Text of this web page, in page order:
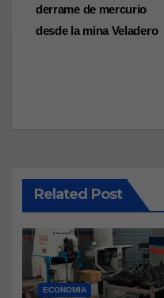
de
derrame de mercurio
desde la mina Veladero
Related Post
ECONOMIA